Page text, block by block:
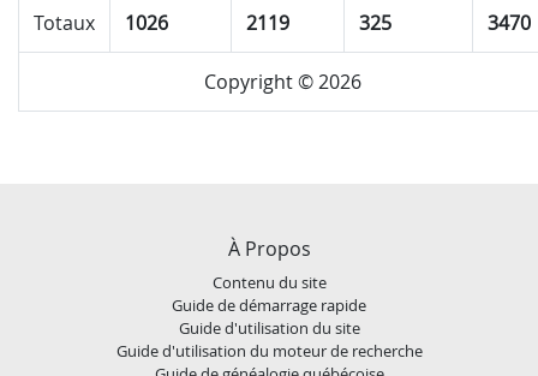
Totaux 1026 2119 325 3470
Copyright © 2026
À Propos
Contenu du site
Guide de démarrage rapide
Guide d'utilisation du site
Guide d'utilisation du moteur de recherche